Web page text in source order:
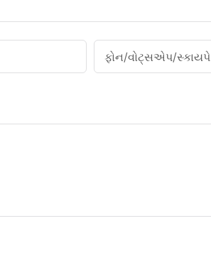
ફોન/વોટ્સએપ/સ્કાયપે